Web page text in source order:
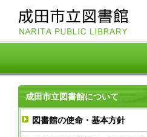
成田市立図書館について
図書館の使命・基本方針